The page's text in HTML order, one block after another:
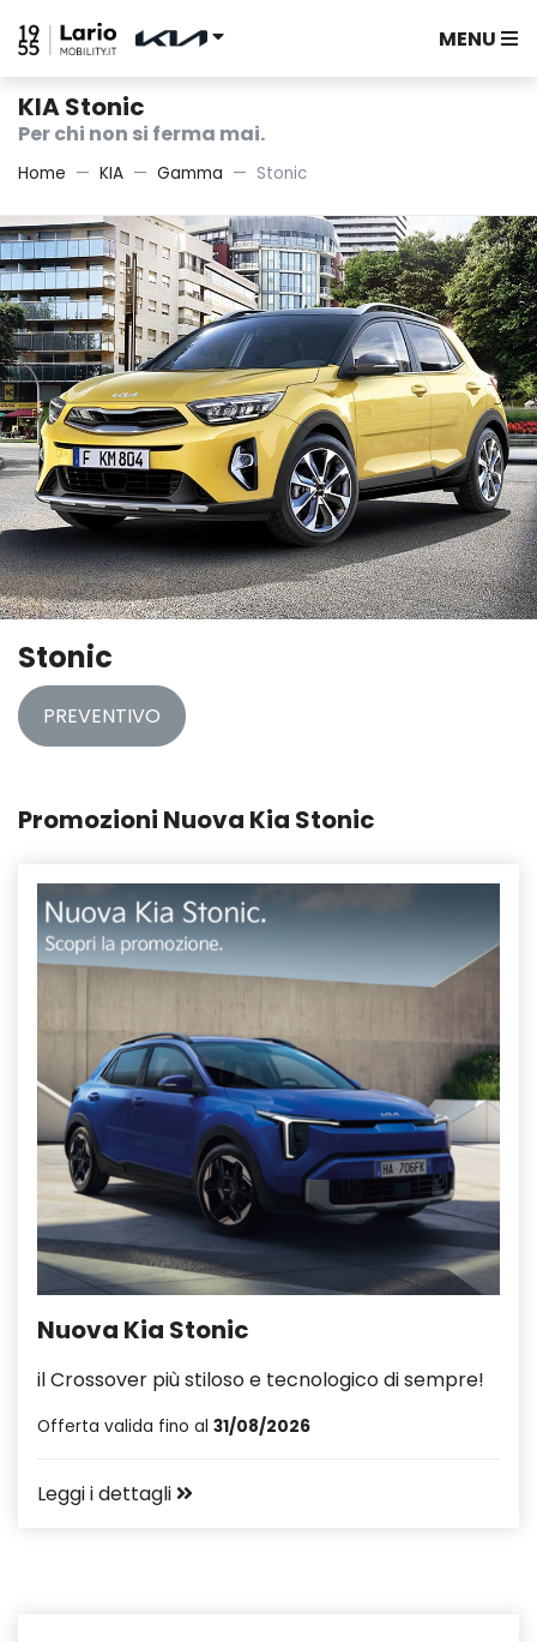
MENU
KIA Stonic
Per chi non si ferma mai.
Home KIA Gamma Stonic
Stonic
PREVENTIVO
Promozioni Nuova Kia Stonic
Nuova Kia Stonic
il Crossover più stiloso e tecnologico di sempre!
Offerta valida fino al 31/08/2026
Leggi i dettagli